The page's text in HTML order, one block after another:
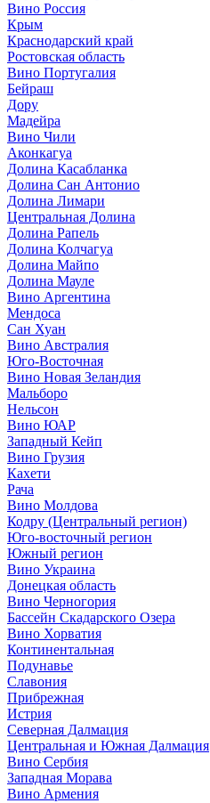
Вино Россия
Крым
Краснодарский край
Ростовская область
Вино Португалия
Бейраш
Дору
Мадейра
Вино Чили
Аконкагуа
Долина Касабланка
Долина Сан Антонио
Долина Лимари
Центральная Долина
Долина Рапель
Долина Колчагуа
Долина Майпо
Долина Мауле
Вино Аргентина
Мендоса
Сан Хуан
Вино Австралия
Юго-Восточная
Вино Новая Зеландия
Мальборо
Нельсон
Вино ЮАР
Западный Кейп
Вино Грузия
Кахети
Рача
Вино Молдова
Кодру (Центральный регион)
Юго-восточный регион
Южный регион
Вино Украина
Донецкая область
Вино Черногория
Бассейн Скадарского Озера
Вино Хорватия
Континентальная
Подунавье
Славония
Прибрежная
Истрия
Северная Далмация
Центральная и Южная Далмация
Вино Сербия
Западная Морава
Вино Армения